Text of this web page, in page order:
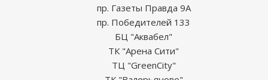
пр. Газеты Правда 9А
пр. Победителей 133
БЦ "Аквабел"
ТК "Арена Сити"
ТЦ "GreenCity"